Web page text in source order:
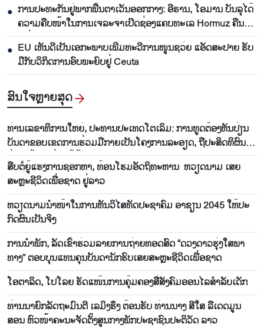
● ການ​ປະ​ທະ​ກັນ​ຢູ່​ພາກ​ພື້ນ​ຕາ​ເວັນ​ອອກ​ກາງ: ອີ​ຣານ, ໂອ​ມານ ​ບັນ​ລຸ​ໄດ້​
ຄວາມ​ຄືບ​ໜ້າ​ໃນ​ການ​ເຈ​ລະ​ຈາ​ເປີດ​ຊ່ອງ​ແຄບ​ທະ​ເລ Hormuz ຄືນ​
ໃໝ່
● EU ເຫັນ​ດີ​ເປັນ​ເອ​ກະ​ພາບ​ເພີ່ມ​ທະ​ວີ​ການ​ໜູນ​ຊວ່ຍ​ ແອັດ​ສະ​ປາຍ​ ຮັບ​
ມື​ກັບ​ວິ​ກິດ​ການ​ອົ​ບ​ພະ​ຍົບຢູ່ Ceuta
ສົນ​ໃຈ​ຫຼາຍ​ສຸດ
ທ່ານ​ເລ​ຂາ​ທິ​ການ​ໃຫຍ່, ປະ​ທານ​ປະ​ເທດ​ໂຕ​ເລິມ: ການ​ທູດ​ຕ້ອງ​ຫັນ​ປ່ຽນ​
ບັນ​ດາ​ຂອບ​ເຂດ​ການ​ຮ່ວມ​ມື​ກາຍ​ເປັນ​ໂຄງ​ການ​ລະ​ອຽດ​, ຖື​ປະ​ສິດ​ທິ​ຜົນ​
ຢ່າງ​ແທ້​ຈິງ​ແມ່ນ​ໄມ້ຫຼ້າ​ວັດ​ແທກ
ສືບ​ຕໍ່​ຍູ້​ແຮງ​ການ​ຊອ​ກ​ຫາ, ທ້ອນ​ໂຮມ​ອັດ​ຖິ​ທະ​ຫານ​ ​ ຫວຽດ​ນາມ ເສຍ​
ສະຫຼະ​ຊີ​ວິດ​ເພື່ອ​ຊາດ ຢູ່​ລາວ
ຫວຽດ​ນາມ​ນຳ​ໜ້າ​ໃນ​ການ​ຫັນ​ວິ​ໄສ​ທັດ​ປະ​ຊາ​ຄົມ ອາ​ຊຽນ​ 2045 ໃຫ້​ປະ​
ກົດ​ຜົນ​ເປັນ​ຈິງ
ການນຳພັກ, ລັດເຂົ້າຮ່ວມລາຍການຖ່າຍທອດສົດ “ດວງດາວຮຸ່ງໃສພາ
ທາງ” ຕອບບຸນແທນຄຸນບັນດານັກຮົບເສຍສະຫຼະຊີວິດເພື່ອຊາດ
ໂອ​ຕາ​ລິດ, ໂປ​ໂລຍ ຮັດ​ແໜ້ນ​ການ​ຄຸ້ມ​ຄອງ​ສື່​ສັງ​ຄົມ​ອອນ​ໄລ​ສຳ​ລັບ​ເດັກ
​ທ່ານນາ​ຍົກ​ລັດ​ຖະ​ມົນ​ຕີ ເລ​ມິງ​ຮຶງ ຕ້ອນ​ຮັບ ​​ທ່ານນາງ ສີ​​ໃສ ລື​ເດ​ດ​ມູນ​
ສອນ ຫົວ​ໜ້າ​ຄະ​ນະ​ຈັດ​ຕັ້ງ​ສູນ​ກາງ​ພັກ​ປະ​ຊາ​ຊົນ​ປະ​ຕິ​ວັດ ລາວ